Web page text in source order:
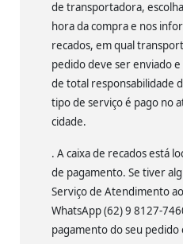
de transportadora,
hora da compra e nos
recados, em qual
pedido deve ser enviado
de total responsabilidade
tipo de serviço é pago no
cidade.
. A caixa de recados está
de pagamento. Se tiver
Serviço de Atendimento
WhatsApp (62) 9 8127-
pagamento do seu